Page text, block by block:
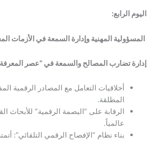
اليوم الرابع:
المسؤولية المهنية وإدارة السمعة في الأزمات
إدارة تضارب المصالح والسمعة في “عصر
أخلاقيات التعامل مع المصادر الرقمية
المطلقة.
الرقابة على “البصمة الرقمية” للأبحاث
عالمياً.
بناء نظام “الإفصاح الرقمي التلقائي”: